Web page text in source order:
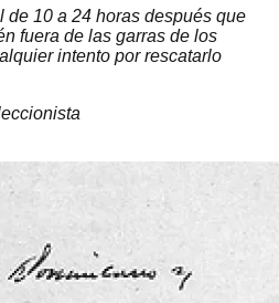
de 10 a 24 horas después que
fuera de las garras de los
intento por rescatarlo